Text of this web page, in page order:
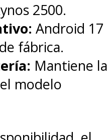
2500.
Android 17
fábrica.
Mantiene la
modelo